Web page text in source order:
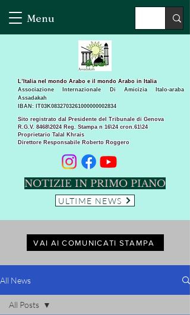
Menu
Sito registrato dal Presidente del Tribunale di Genova
R.G.V. 8468\2024 Reg. Stampa n 16\24 cron.61\24 ​
Proprietario Talal Khrais
Direttore Responsabile Roberto Roggero
L’Italia nel mondo Arabo e il mondo Arabo in Italia
Associazione Internazionale Di Amicizia Italo-araba
Assadakah
IBAN: IT03K0832703261000000002834
NOTIZIE IN PRIMO PIANO
ULTIME NEWS
VAI AI COMUNICATI STAMPA
All News
All Posts